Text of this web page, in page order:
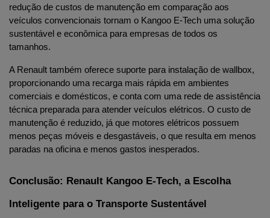
redução de custos de manutenção em comparação aos
veículos convencionais tornam o Kangoo E-Tech uma solução
sustentável e econômica para empresas de todos os
tamanhos.
A Renault também oferece suporte para instalação de wallbox,
proporcionando uma recarga mais rápida em ambientes
comerciais e domésticos, e conta com uma rede de assistência
técnica preparada para atender veículos elétricos. O custo de
manutenção é reduzido, já que motores elétricos possuem
menos peças móveis e desgastáveis, o que resulta em menos
paradas na oficina e menos gastos inesperados.
Conclusão: Renault Kangoo E-Tech, a Escolha
Inteligente para o Transporte Sustentável